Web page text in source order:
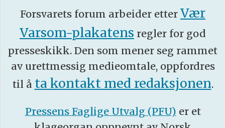
Forsvarets forum arbeider etter Vær
Varsom-plakatens regler for god
presseskikk. Den som mener seg rammet
av urettmessig medieomtale, oppfordres
til å ta kontakt med redaksjonen.
Pressens Faglige Utvalg (PFU) er et